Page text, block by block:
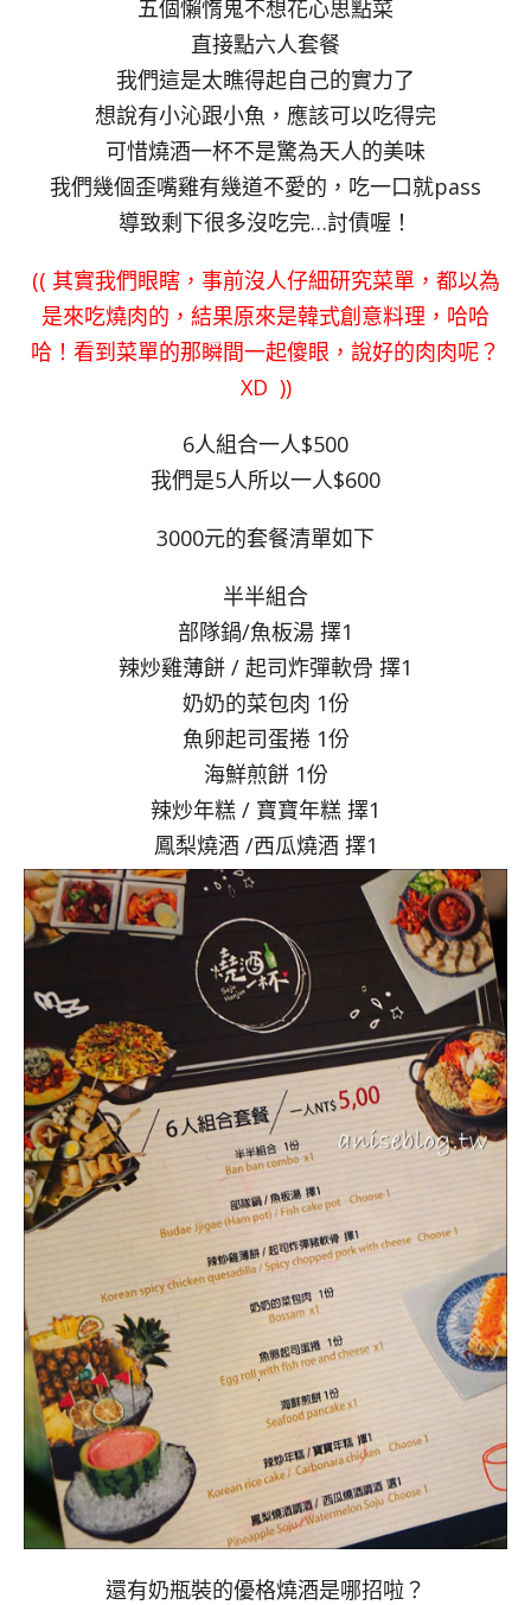
五個懶惰鬼不想花心思點菜
直接點六人套餐
我們這是太瞧得起自己的實力了
想說有小沁跟小魚，應該可以吃得完
可惜燒酒一杯不是驚為天人的美味
我們幾個歪嘴雞有幾道不愛的，吃一口就pass
導致剩下很多沒吃完…討債喔！
(( 其實我們眼瞎，事前沒人仔細研究菜單，都以為
是來吃燒肉的，結果原來是韓式創意料理，哈哈
哈！看到菜單的那瞬間一起傻眼，說好的肉肉呢？
XD ))
6人組合一人$500
我們是5人所以一人$600
3000元的套餐清單如下
半半組合
部隊鍋/魚板湯 擇1
辣炒雞薄餅 / 起司炸彈軟骨 擇1
奶奶的菜包肉 1份
魚卵起司蛋捲 1份
海鮮煎餅 1份
辣炒年糕 / 寶寶年糕 擇1
鳳梨燒酒 /西瓜燒酒 擇1
還有奶瓶裝的優格燒酒是哪招啦？